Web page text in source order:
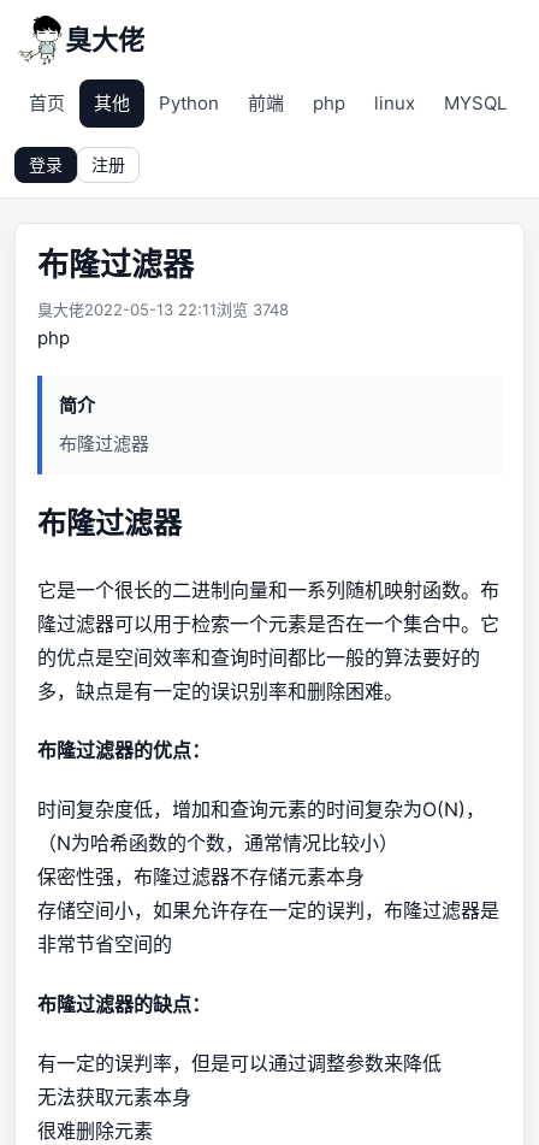
臭大佬
首页 其他 Python 前端 php linux MYSQL
登录 注册
布隆过滤器
臭大佬2022-05-13 22:11浏览 3748
php
简介
布隆过滤器
布隆过滤器
它是一个很长的二进制向量和一系列随机映射函数。布
隆过滤器可以用于检索一个元素是否在一个集合中。它
的优点是空间效率和查询时间都比一般的算法要好的
多，缺点是有一定的误识别率和删除困难。
布隆过滤器的优点：
时间复杂度低，增加和查询元素的时间复杂为O(N)，
（N为哈希函数的个数，通常情况比较小）
保密性强，布隆过滤器不存储元素本身
存储空间小，如果允许存在一定的误判，布隆过滤器是
非常节省空间的
布隆过滤器的缺点：
有一定的误判率，但是可以通过调整参数来降低
无法获取元素本身
很难删除元素